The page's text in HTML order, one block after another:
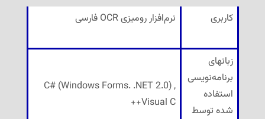
کاربری نرم‌افزار رومیزی OCR فارسی
زبانهای
برنامه‌نویسی
استفاده
شده توسط
C# (Windows Forms. .NET 2.0) ,
Visual C++